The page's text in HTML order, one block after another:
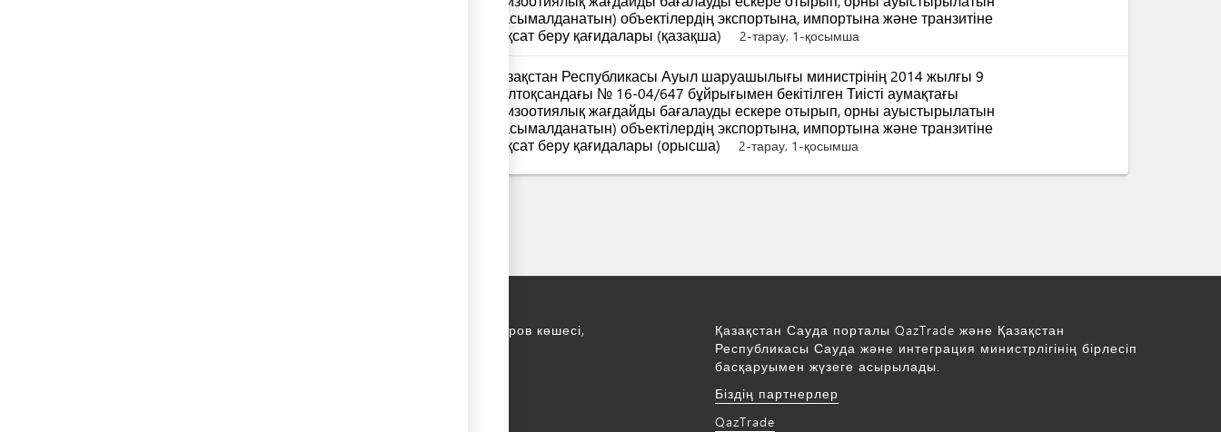
(тасымалданатын) объектілердің экспортына, импортына және транзитіне
рұқсат беру қағидалары (қазақша)
2-тарау, 1-қосымша
Қазақстан Республикасы Ауыл шаруашылығы министрінің 2014 жылғы 9
желтоқсандағы № 16-04/647 бұйрығымен бекітілген Тиісті аумақтағы
эпизоотиялық жағдайды бағалауды ескере отырып, орны ауыстырылатын
(тасымалданатын) объектілердің экспортына, импортына және транзитіне
рұқсат беру қағидалары (орысша)
2-тарау, 1-қосымша
Астана қ., С. Асфендияров көшесі,
Қазақстан Сауда порталы QazTrade және Қазақстан
Республикасы Сауда және интеграция министрлігінің бірлесіп
басқаруымен жүзеге асырылады.
Біздің партнерлер
QazTrade